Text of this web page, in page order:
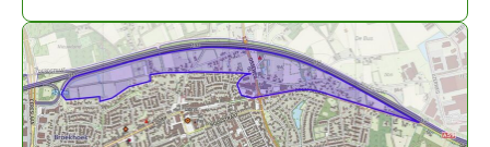
Participatie(16)